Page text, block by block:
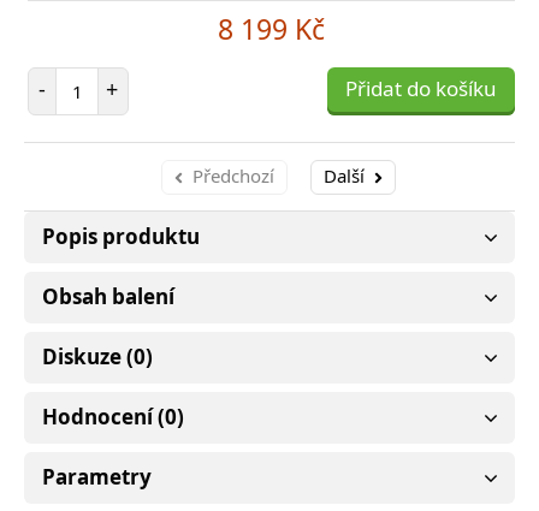
8 199 Kč
- Počet položek
+ Přidat do košíku
Předchozí Další
Popis produktu
Obsah balení
Diskuze (0)
Hodnocení (0)
Parametry